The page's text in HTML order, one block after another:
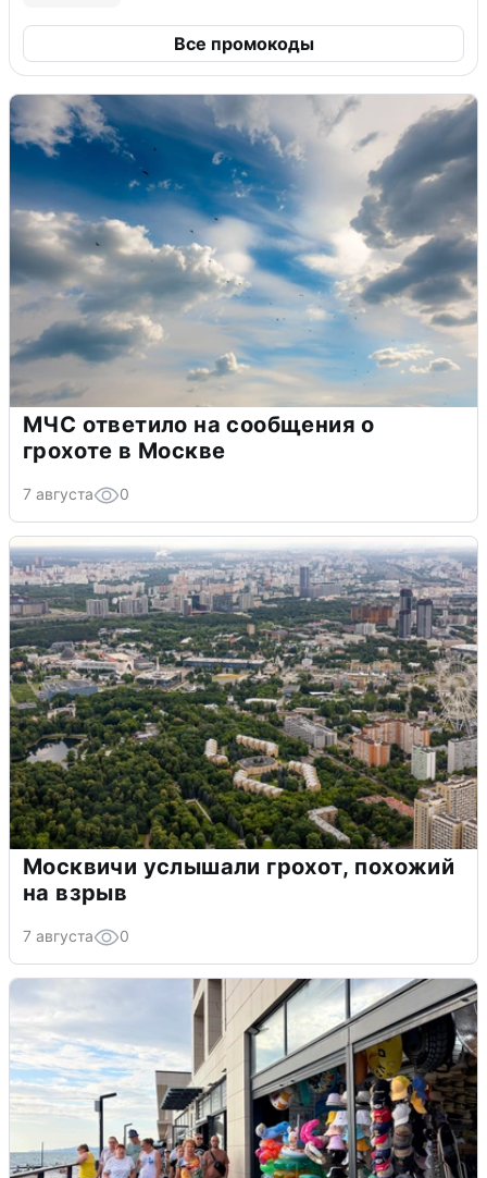
Все промокоды
МЧС ответило на сообщения о
грохоте в Москве
7 августа 0
Москвичи услышали грохот, похожий
на взрыв
7 августа 0